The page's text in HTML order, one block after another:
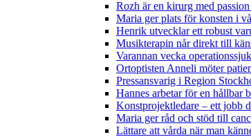
Rozh är en kirurg med
Maria ger plats för konsten i
Henrik utvecklar ett robust
Musikterapin når direkt till
Varannan vecka
Ortoptisten Anneli möter
Pressansvarig i Region
Hannes arbetar för en hållbar
Konstprojektledare – ett jobb
Maria ger råd och stöd till
Lättare att vårda när man